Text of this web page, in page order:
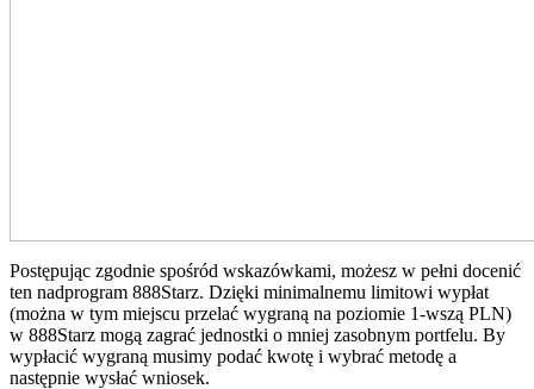
Postępując zgodnie spośród wskazówkami, możesz w pełni docenić
ten nadprogram 888Starz. Dzięki minimalnemu limitowi wypłat
(można w tym miejscu przelać wygraną na poziomie 1-wszą PLN)
w 888Starz mogą zagrać jednostki o mniej zasobnym portfelu. By
wypłacić wygraną musimy podać kwotę i wybrać metodę a
następnie wysłać wniosek.